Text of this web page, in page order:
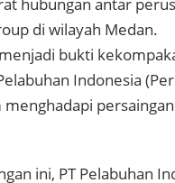
hubungan antar
di wilayah Medan.
bukti
Indonesia
menghadapi
ini, PT Pelabuhan